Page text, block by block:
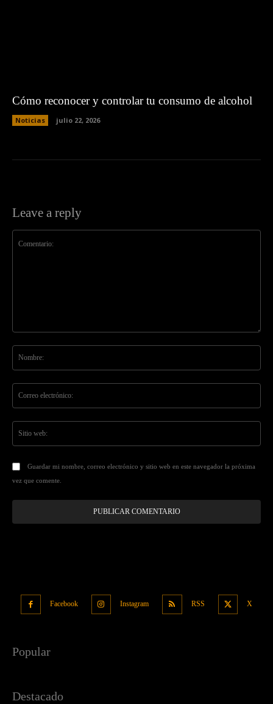
Cómo reconocer y controlar tu consumo de alcohol
Noticias julio 22, 2026
Leave a reply
Guardar mi nombre, correo electrónico y sitio web en este navegador la próxima
vez que comente.
Facebook Instagram RSS X
Popular
Destacado